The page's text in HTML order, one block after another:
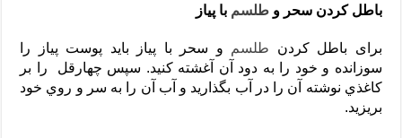
باطل کردن سحر وطلسم با پیاز
برای باطل کردن طلسم
و سحر با پیاز باید پوست پیاز را
سوزانده و خود را به دود آن آغشته کنید. سپس چهارقل را بر
کاغذي نوشته آن را در آب بگذارید و آب آن را به سر و روي خود
بریزید.